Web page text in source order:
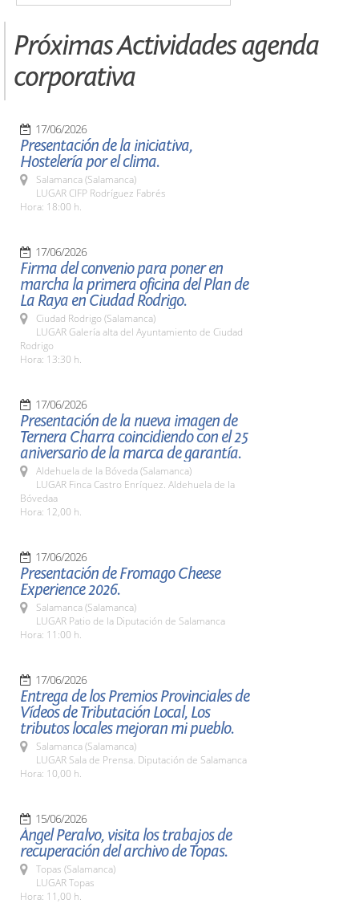
Próximas Actividades agenda
corporativa
17/06/2026
Presentación de la iniciativa,
Hostelería por el clima.
Salamanca (Salamanca)
LUGAR CIFP Rodríguez Fabrés
Hora: 18:00 h.
17/06/2026
Firma del convenio para poner en
marcha la primera oficina del Plan de
La Raya en Ciudad Rodrigo.
Ciudad Rodrigo (Salamanca)
LUGAR Galería alta del Ayuntamiento de Ciudad
Rodrigo
Hora: 13:30 h.
17/06/2026
Presentación de la nueva imagen de
Ternera Charra coincidiendo con el 25
aniversario de la marca de garantía.
Aldehuela de la Bóveda (Salamanca)
LUGAR Finca Castro Enríquez. Aldehuela de la
Bóvedaa
Hora: 12,00 h.
17/06/2026
Presentación de Fromago Cheese
Experience 2026.
Salamanca (Salamanca)
LUGAR Patio de la Diputación de Salamanca
Hora: 11:00 h.
17/06/2026
Entrega de los Premios Provinciales de
Vídeos de Tributación Local, Los
tributos locales mejoran mi pueblo.
Salamanca (Salamanca)
LUGAR Sala de Prensa. Diputación de Salamanca
Hora: 10,00 h.
15/06/2026
Ángel Peralvo, visita los trabajos de
recuperación del archivo de Topas.
Topas (Salamanca)
LUGAR Topas
Hora: 11,00 h.